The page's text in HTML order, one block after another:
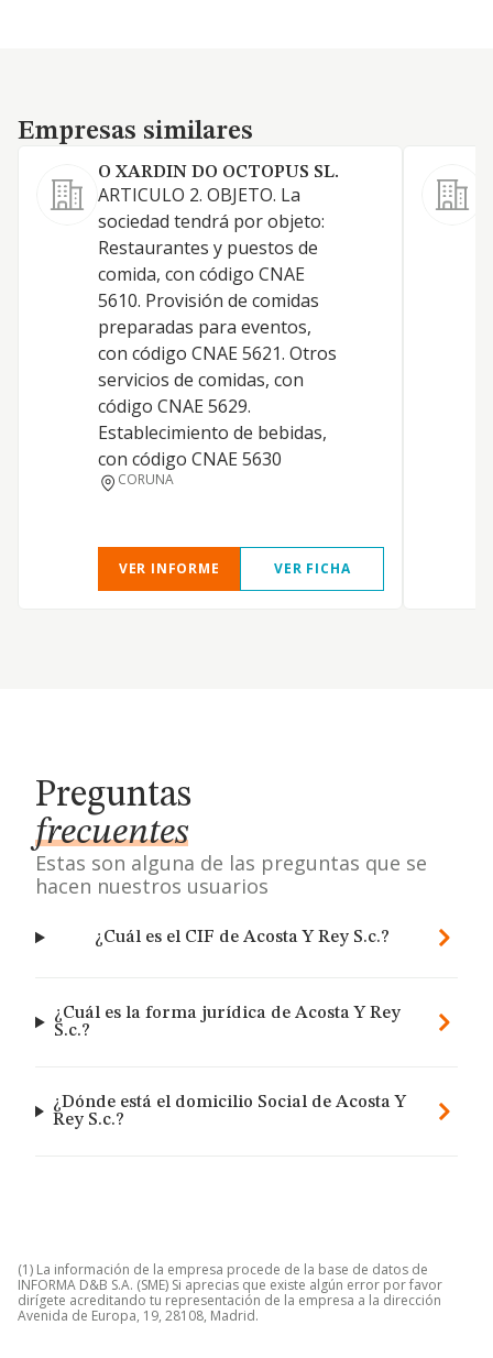
Empresas similares
Empresas similares
O XARDIN DO OCTOPUS SL.
ARTICULO 2. OBJETO. La
sociedad tendrá por objeto:
Restaurantes y puestos de
comida, con código CNAE
5610. Provisión de comidas
preparadas para eventos,
con código CNAE 5621. Otros
servicios de comidas, con
código CNAE 5629.
Establecimiento de bebidas,
con código CNAE 5630
CORUNA
VER INFORME VER FICHA
Preguntas
frecuentes
Estas son alguna de las preguntas que se
hacen nuestros usuarios
¿Cuál es el CIF de Acosta Y Rey S.c.?
¿Cuál es la forma jurídica de Acosta Y Rey
S.c.?
¿Dónde está el domicilio Social de Acosta Y
Rey S.c.?
(1) La información de la empresa procede de la base de datos de
INFORMA D&B S.A. (SME) Si aprecias que existe algún error por favor
dirígete acreditando tu representación de la empresa a la dirección
Avenida de Europa, 19, 28108, Madrid.